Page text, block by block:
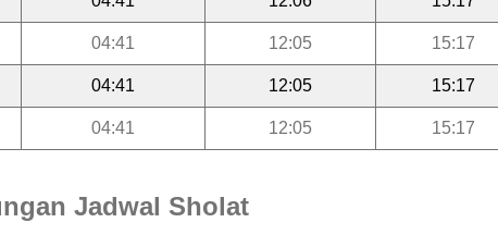
04:41 12:05 15:17
04:41 12:05 15:17
04:41 12:05 15:17
Jadwal Sholat